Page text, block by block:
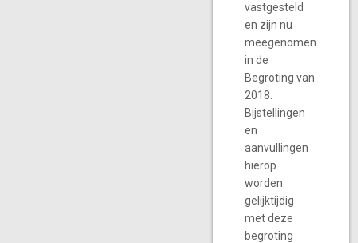
vastgesteld
en zijn nu
meegenomen
in de
Begroting van
2018.
Bijstellingen
en
aanvullingen
hierop
worden
gelijktijdig
met deze
begroting